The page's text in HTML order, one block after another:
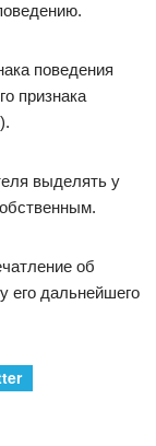
поведения
признака
выделять у
об
его дальнейшего